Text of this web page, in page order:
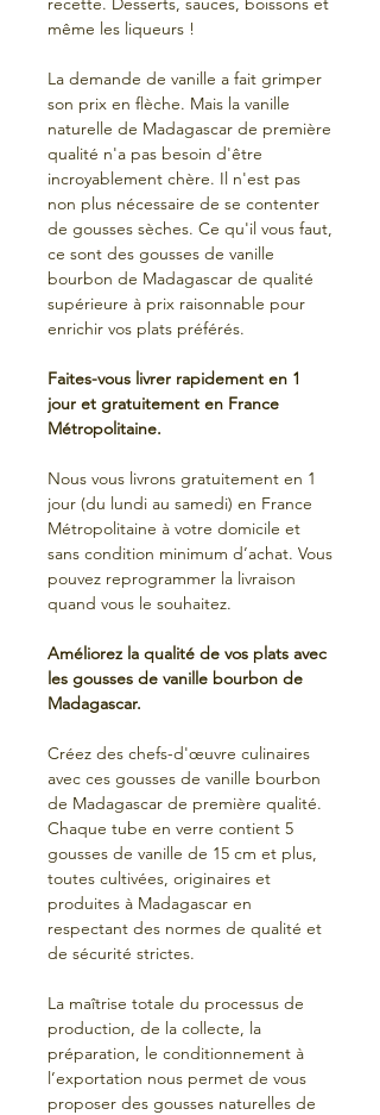
même les liqueurs !
La demande de vanille a fait grimper
son prix en flèche. Mais la vanille
naturelle de Madagascar de première
qualité n'a pas besoin d'être
incroyablement chère. Il n'est pas
non plus nécessaire de se contenter
de gousses sèches. Ce qu'il vous faut,
ce sont des gousses de vanille
bourbon de Madagascar de qualité
supérieure à prix raisonnable pour
enrichir vos plats préférés.
Faites-vous livrer rapidement en 1
jour et gratuitement en France
Métropolitaine.
Nous vous livrons gratuitement en 1
jour (du lundi au samedi) en France
Métropolitaine à votre domicile et
sans condition minimum d’achat. Vous
pouvez reprogrammer la livraison
quand vous le souhaitez.
Améliorez la qualité de vos plats avec
les gousses de vanille bourbon de
Madagascar.
Créez des chefs-d'œuvre culinaires
avec ces gousses de vanille bourbon
de Madagascar de première qualité.
Chaque tube en verre contient 5
gousses de vanille de 15 cm et plus,
toutes cultivées, originaires et
produites à Madagascar en
respectant des normes de qualité et
de sécurité strictes.
La maîtrise totale du processus de
production, de la collecte, la
préparation, le conditionnement à
l’exportation nous permet de vous
proposer des gousses naturelles de